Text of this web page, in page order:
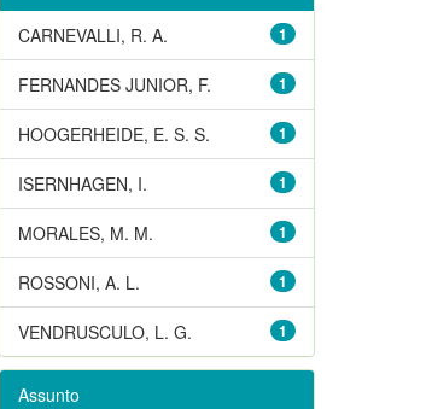
1
CARNEVALLI, R. A.
1
FERNANDES JUNIOR, F.
1
HOOGERHEIDE, E. S. S.
1
ISERNHAGEN, I.
1
MORALES, M. M.
1
ROSSONI, A. L.
1
VENDRUSCULO, L. G.
Assunto